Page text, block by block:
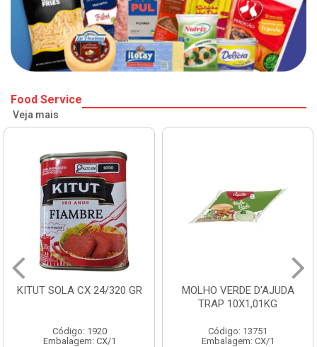
Food Service
Veja mais
KITUT SOLA CX 24/320 GR
Código: 1920
Embalagem: CX/1
MOLHO VERDE D'AJUDA
TRAP 10X1,01KG
Código: 13751
Embalagem: CX/1